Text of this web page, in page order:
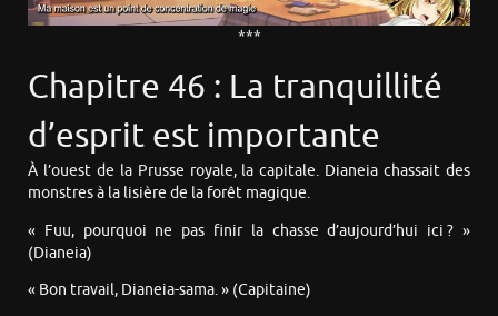
***
Chapitre 46 : La tranquillité
d’esprit est importante
À l’ouest de la Prusse royale, la capitale. Dianeia chassait des
monstres à la lisière de la forêt magique.
« Fuu, pourquoi ne pas finir la chasse d’aujourd’hui ici ? »
(Dianeia)
« Bon travail, Dianeia-sama. » (Capitaine)